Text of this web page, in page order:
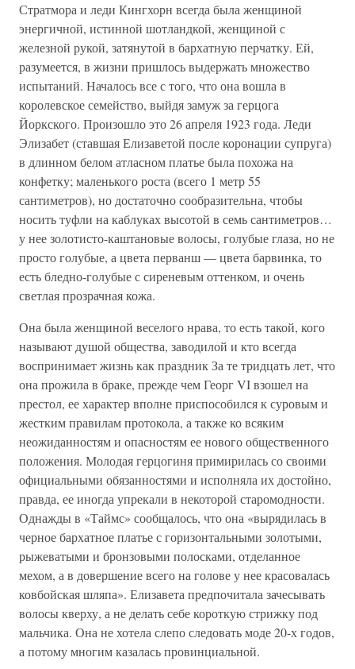
Стратмора и леди Кингхорн всегда была женщиной
энергичной, истинной шотландкой, женщиной с
железной рукой, затянутой в бархатную перчатку. Ей,
разумеется, в жизни пришлось выдержать множество
испытаний. Началось все с того, что она вошла в
королевское семейство, выйдя замуж за герцога
Йоркского. Произошло это 26 апреля 1923 года. Леди
Элизабет (ставшая Елизаветой после коронации супруга)
в длинном белом атласном платье была похожа на
конфетку; маленького роста (всего 1 метр 55
сантиметров), но достаточно сообразительна, чтобы
носить туфли на каблуках высотой в семь сантиметров…
у нее золотисто-каштановые волосы, голубые глаза, но не
просто голубые, а цвета перванш — цвета барвинка, то
есть бледно-голубые с сиреневым оттенком, и очень
светлая прозрачная кожа.
Она была женщиной веселого нрава, то есть такой, кого
называют душой общества, заводилой и кто всегда
воспринимает жизнь как праздник За те тридцать лет, что
она прожила в браке, прежде чем Георг VI взошел на
престол, ее характер вполне приспособился к суровым и
жестким правилам протокола, а также ко всяким
неожиданностям и опасностям ее нового общественного
положения. Молодая герцогиня примирилась со своими
официальными обязанностями и исполняла их достойно,
правда, ее иногда упрекали в некоторой старомодности.
Однажды в «Таймс» сообщалось, что она «вырядилась в
черное бархатное платье с горизонтальными золотыми,
рыжеватыми и бронзовыми полосками, отделанное
мехом, а в довершение всего на голове у нее красовалась
ковбойская шляпа». Елизавета предпочитала зачесывать
волосы кверху, а не делать себе короткую стрижку под
мальчика. Она не хотела слепо следовать моде 20-х годов,
а потому многим казалась провинциальной.